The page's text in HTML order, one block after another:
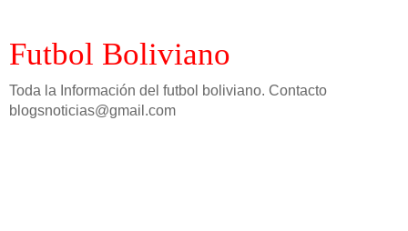
Futbol Boliviano
Toda la Información del futbol boliviano. Contacto
blogsnoticias@gmail.com